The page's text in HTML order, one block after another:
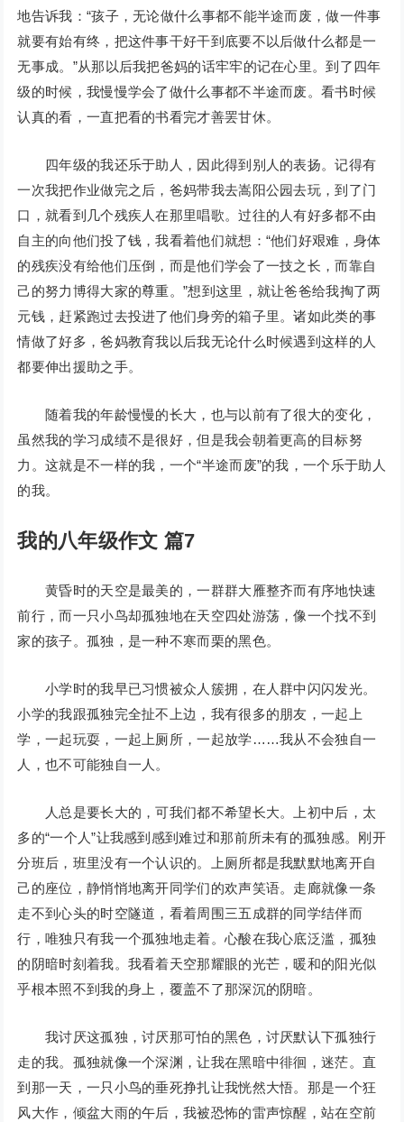
地告诉我：“孩子，无论做什么事都不能半途而废，做一件事
就要有始有终，把这件事干好干到底要不以后做什么都是一
无事成。”从那以后我把爸妈的话牢牢的记在心里。到了四年
级的时候，我慢慢学会了做什么事都不半途而废。看书时候
认真的看，一直把看的书看完才善罢甘休。
四年级的我还乐于助人，因此得到别人的表扬。记得有
一次我把作业做完之后，爸妈带我去嵩阳公园去玩，到了门
口，就看到几个残疾人在那里唱歌。过往的人有好多都不由
自主的向他们投了钱，我看着他们就想：“他们好艰难，身体
的残疾没有给他们压倒，而是他们学会了一技之长，而靠自
己的努力博得大家的尊重。”想到这里，就让爸爸给我掏了两
元钱，赶紧跑过去投进了他们身旁的箱子里。诸如此类的事
情做了好多，爸妈教育我以后我无论什么时候遇到这样的人
都要伸出援助之手。
随着我的年龄慢慢的长大，也与以前有了很大的变化，
虽然我的学习成绩不是很好，但是我会朝着更高的目标努
力。这就是不一样的我，一个“半途而废”的我，一个乐于助人
的我。
我的八年级作文 篇7
黄昏时的天空是最美的，一群群大雁整齐而有序地快速
前行，而一只小鸟却孤独地在天空四处游荡，像一个找不到
家的孩子。孤独，是一种不寒而栗的黑色。
小学时的我早已习惯被众人簇拥，在人群中闪闪发光。
小学的我跟孤独完全扯不上边，我有很多的朋友，一起上
学，一起玩耍，一起上厕所，一起放学……我从不会独自一
人，也不可能独自一人。
人总是要长大的，可我们都不希望长大。上初中后，太
多的“一个人”让我感到感到难过和那前所未有的孤独感。刚开
分班后，班里没有一个认识的。上厕所都是我默默地离开自
己的座位，静悄悄地离开同学们的欢声笑语。走廊就像一条
走不到心头的时空隧道，看着周围三五成群的同学结伴而
行，唯独只有我一个孤独地走着。心酸在我心底泛滥，孤独
的阴暗时刻着我。我看着天空那耀眼的光芒，暖和的阳光似
乎根本照不到我的身上，覆盖不了那深沉的阴暗。
我讨厌这孤独，讨厌那可怕的黑色，讨厌默认下孤独行
走的我。孤独就像一个深渊，让我在黑暗中徘徊，迷茫。直
到那一天，一只小鸟的垂死挣扎让我恍然大悟。那是一个狂
风大作，倾盆大雨的午后，我被恐怖的雷声惊醒，站在空前